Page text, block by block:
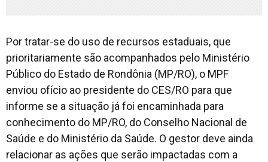
Por tratar-se do uso de recursos estaduais, que
prioritariamente são acompanhados pelo Ministério
Público do Estado de Rondônia (MP/RO), o MPF
enviou ofício ao presidente do CES/RO para que
informe se a situação já foi encaminhada para
conhecimento do MP/RO, do Conselho Nacional de
Saúde e do Ministério da Saúde. O gestor deve ainda
relacionar as ações que serão impactadas com a